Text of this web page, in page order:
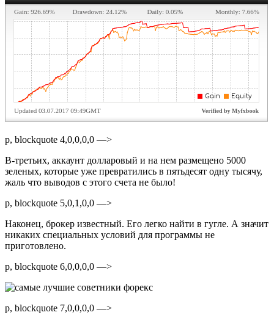
p, blockquote 4,0,0,0,0 —>
В-третьих, аккаунт долларовый и на нем размещено 5000
зеленых, которые уже превратились в пятьдесят одну тысячу,
жаль что выводов с этого счета не было!
p, blockquote 5,0,1,0,0 —>
Наконец, брокер известный. Его легко найти в гугле. А значит
никаких специальных условий для программы не
приготовлено.
p, blockquote 6,0,0,0,0 —>
p, blockquote 7,0,0,0,0 —>